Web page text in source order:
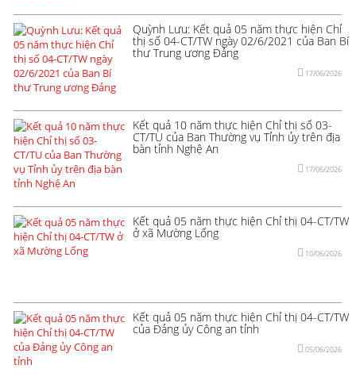
Quỳnh Lưu: Kết quả 05 năm thực hiện Chỉ
thị số 04-CT/TW ngày 02/6/2021 của Ban Bí
thư Trung ương Đảng
17/06/2026
Kết quả 10 năm thực hiện Chỉ thị số 03-
CT/TU của Ban Thường vụ Tỉnh ủy trên địa
bàn tỉnh Nghệ An
17/06/2026
Kết quả 05 năm thực hiện Chỉ thị 04-CT/TW
ở xã Mường Lống
10/06/2026
Kết quả 05 năm thực hiện Chỉ thị 04-CT/TW
của Đảng ủy Công an tỉnh
05/06/2026